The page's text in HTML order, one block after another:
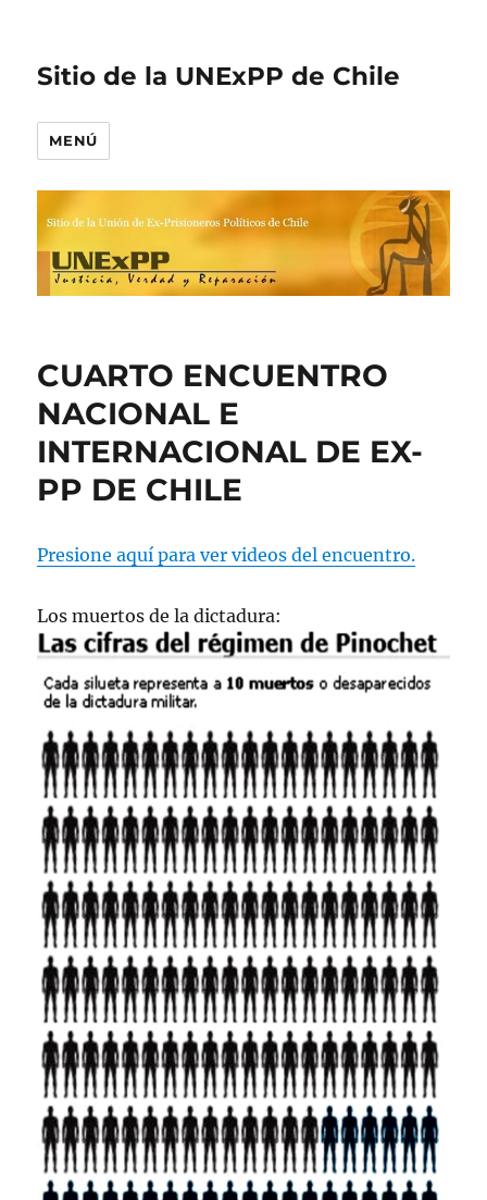
Sitio de la UNExPP de Chile
MENÚ
CUARTO ENCUENTRO
NACIONAL E
INTERNACIONAL DE EX-
PP DE CHILE
Presione aquí para ver videos del encuentro.
Los muertos de la dictadura: